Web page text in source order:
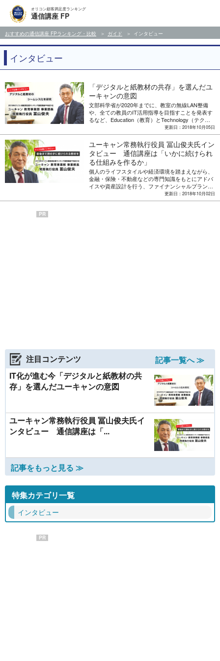
オリコン顧客満足度ランキング
通信講座 FP
おすすめの通信講座 FPランキング・比較 ガイド インタビュー
インタビュー
「デジタルと紙教材の共存」を選んだユ
ーキャンの意図
文部科学省が2020年までに、教室の無線LAN整備
や、全ての教員のIT活用指導を目指すことを発表す
るなど、Education（教育）とTechnology（テクノ
ロジー）を組み合わせた“Edtech（エドテック）”と
いう新しい取り組みが話題となっている教育業界。
通信講座においても、オンライン教材などの学習コ
ンテンツや、それらを提供するプラットフォームな
ど、さまざまなサービスが次々と誕生している。い
わば変革期といえる現在、オリコン顧客満足度ラン
キング通信講座FPにて総合1位を獲得したユーキャ
ンは、デジタルだ
更新日：2018年10月05日
ユーキャン常務執行役員 冨山俊夫氏イン
タビュー 通信講座は「いかに続けられ
る仕組みを作るか」
個人のライフスタイルや経済環境を踏まえながら、
金融・保険・不動産などの専門知識をもとにアドバ
イスや資産設計を行う、ファイナンシャルプランナ
ー（以下、FP）。2002年の職業能力開発促進法に
基づき国家資格化されて以降、受験者や合格者の数
更新日：2018年10月02日
PR
注目コンテンツ
記事一覧へ ≫
IT化が進む今「デジタルと紙教材の共
存」を選んだユーキャンの意図
ユーキャン常務執行役員 冨山俊夫氏イ
ンタビュー 通信講座は「...
記事をもっと見る ≫
特集カテゴリ一覧
インタビュー
PR